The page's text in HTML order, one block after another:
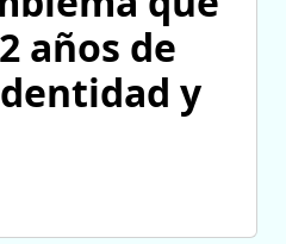
años de
y